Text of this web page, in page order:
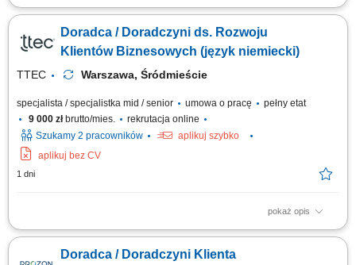
Zakres obowiązków: Będziesz pierwszą osobą, z którą rozmawia klient.
odpowiednie wsparcie. szybkie nawiązywanie kontaktu z klientami
przekazanymi do obsługi, diagnozowanie potrzeb i ocena gotowości
Doradca / Doradczyni ds. Rozwoju
Klientów Biznesowych (język niemiecki)
TTEC Warszawa, Śródmieście
specjalista / specjalistka mid / senior umowa o pracę
pełny etat
9 000 złbrutto/mies.
rekrutacja online
Szukamy 2 pracowników
aplikuj szybko
aplikuj bez CV
1 dni
pokaż opis
Opis stanowiska pozyskiwanie informacji o potencjalnych klientach i
oraz budowanie zainteresowania ofertą, współpraca z zespołem
Doradca / Doradczyni Klienta